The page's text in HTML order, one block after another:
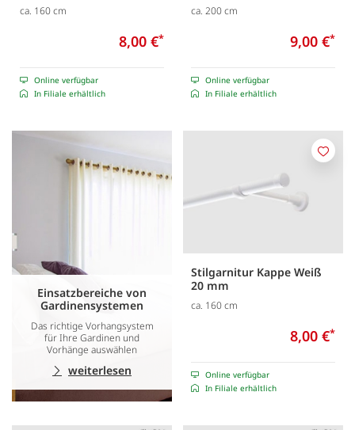
ca. 160 cm
8,00 €*
Online verfügbar
In Filiale erhältlich
ca. 200 cm
9,00 €*
Online verfügbar
In Filiale erhältlich
Einsatzbereiche von
Gardinensystemen
Das richtige Vorhangsystem
für Ihre Gardinen und
Vorhänge auswählen
weiterlesen
Stilgarnitur Kappe Weiß
20 mm
ca. 160 cm
8,00 €*
Online verfügbar
In Filiale erhältlich